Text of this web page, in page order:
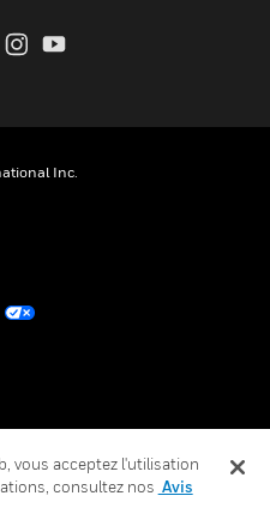
Inc.
vous acceptez l'utilisation
consultez nos Avis